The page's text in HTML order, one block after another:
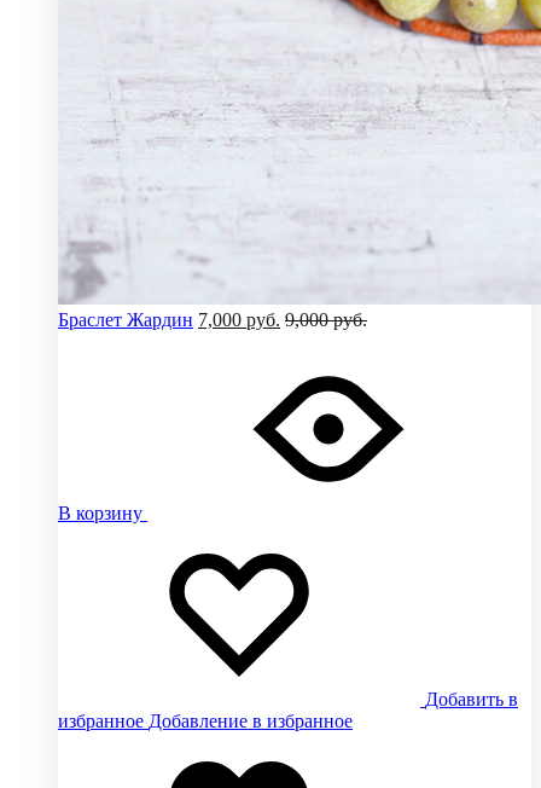
Браслет Жардин 7,000 руб. 9,000руб.
В корзину
Добавить в
избранное Добавление в избранное